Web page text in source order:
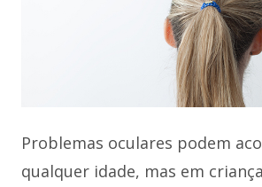
Problemas oculares podem
qualquer idade, mas em